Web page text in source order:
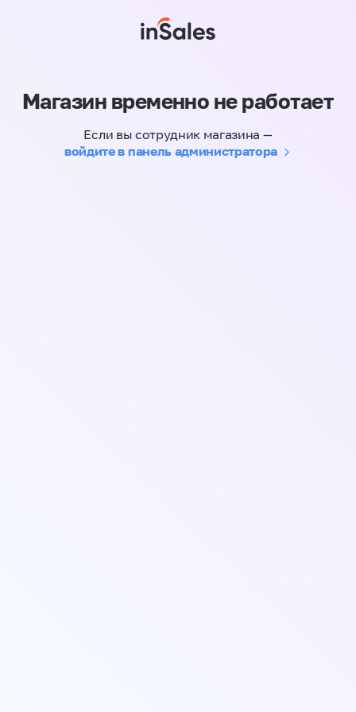
Магазин временно не работает
Если вы сотрудник магазина —
войдите в панель администратора